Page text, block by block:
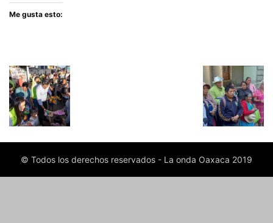
Me gusta esto:
© Todos los derechos reservados - La onda Oaxaca 2019